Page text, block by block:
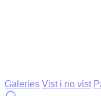
Galeries Vist i no vist